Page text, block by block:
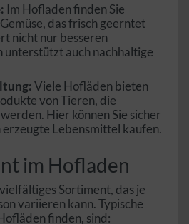
Im Hofladen finden Sie
das frisch geerntet
nicht nur besseren
unterstützt auch nachhaltige
Viele Hofläden bieten
von Tieren, die
Hier können Sie sicher
erzeugte Lebensmittel kaufen.
im Hofladen
Sortiment, das je
variieren kann. Typische
finden, sind: